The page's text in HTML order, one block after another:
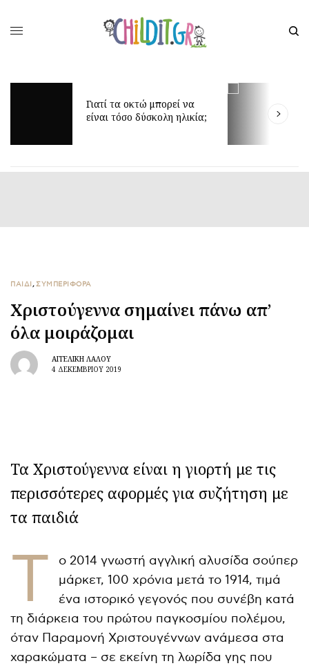
Γιατί τα οκτώ μπορεί να
είναι τόσο δύσκολη ηλικία;
ΠΑΙΔΙ,ΣΥΜΠΕΡΙΦΟΡΑ
Χριστούγεννα σημαίνει πάνω απ’
όλα μοιράζομαι
ΑΓΓΕΛΙΚΉ ΛΆΛΟΥ
4 ΔΕΚΕΜΒΡΊΟΥ 2019
Τα Χριστούγεννα είναι η γιορτή με τις
περισσότερες αφορμές για συζήτηση με
τα παιδιά
Τ
ο 2014 γνωστή αγγλική αλυσίδα σούπερ
μάρκετ, 100 χρόνια μετά το 1914, τιμά
ένα ιστορικό γεγονός που συνέβη κατά
τη διάρκεια του πρώτου παγκοσμίου πολέμου,
όταν Παραμονή Χριστουγέννων ανάμεσα στα
χαρακώματα – σε εκείνη τη λωρίδα γης που